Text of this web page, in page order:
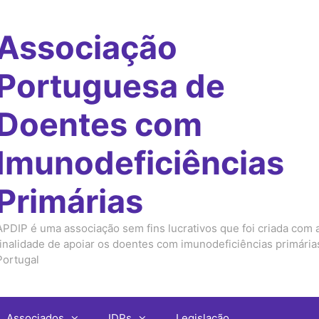
de
com
é uma associação sem fins lucrativos que foi criada com
de apoiar os doentes com imunodeficiências